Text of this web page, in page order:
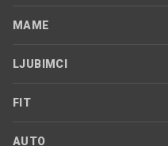
MAME
LJUBIMCI
FIT
AUTO